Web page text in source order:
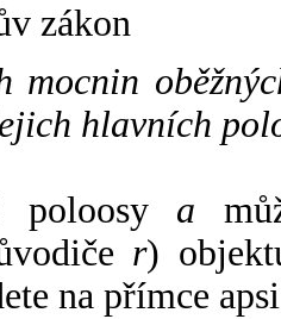
zákon
mocnin
hlavních
poloosy a
r)
na přímce